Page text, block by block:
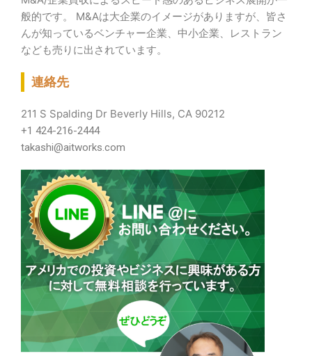
般的です。 M&Aは大企業のイメージがありますが、皆さ
んが知っているベンチャー企業、中小企業、レストラン
なども売りに出されています。
連絡先
211 S Spalding Dr Beverly Hills, CA 90212
+1 424-216-2444
takashi@aitworks.com